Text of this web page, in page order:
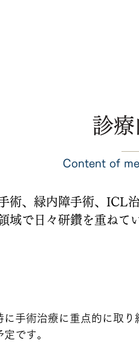
診
Content of
術、緑内障手術、ICL
域で日々研鑽を重ねて
手術治療に重点的に取
です。